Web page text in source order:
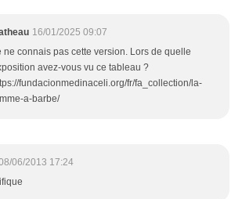
16/01/2025 09:07
ne connais pas cette version. Lors de quelle
avez-vous vu ce tableau ?
fundacionmedinaceli.org/fr/fa_collection/la-
a-barbe/
06/2013 17:24